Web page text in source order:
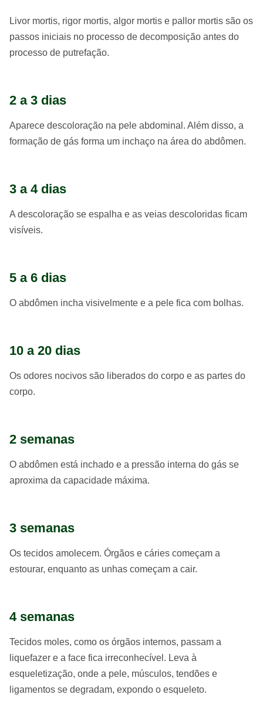
Livor mortis, rigor mortis, algor mortis e pallor mortis são os
passos iniciais no processo de decomposição antes do
processo de putrefação.
2 a 3 dias
Aparece descoloração na pele abdominal. Além disso, a
formação de gás forma um inchaço na área do abdômen.
3 a 4 dias
A descoloração se espalha e as veias descoloridas ficam
visíveis.
5 a 6 dias
O abdômen incha visivelmente e a pele fica com bolhas.
10 a 20 dias
Os odores nocivos são liberados do corpo e as partes do
corpo.
2 semanas
O abdômen está inchado e a pressão interna do gás se
aproxima da capacidade máxima.
3 semanas
Os tecidos amolecem. Órgãos e cáries começam a
estourar, enquanto as unhas começam a cair.
4 semanas
Tecidos moles, como os órgãos internos, passam a
liquefazer e a face fica irreconhecível. Leva à
esqueletização, onde a pele, músculos, tendões e
ligamentos se degradam, expondo o esqueleto.